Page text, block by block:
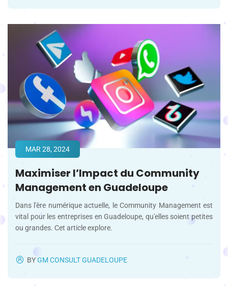
Maximiser l’Impact du Community
Management en Guadeloupe
Dans l'ère numérique actuelle, le Community Management est
vital pour les entreprises en Guadeloupe, qu'elles soient petites
ou grandes. Cet article explore.
MAR 28, 2024
BYGM CONSULT GUADELOUPE